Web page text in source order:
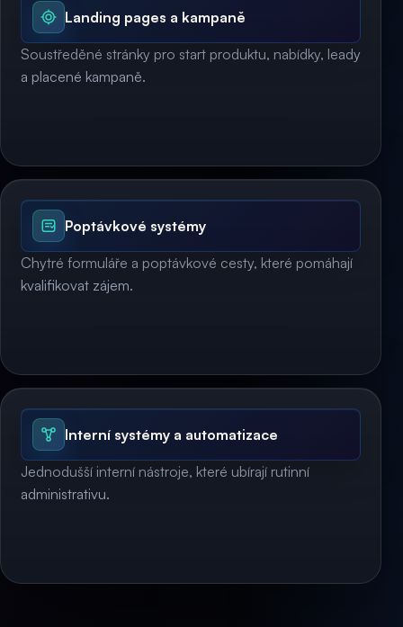
Landing pages a kampaně
Soustředěné stránky pro start produktu, nabídky, leady
a placené kampaně.
Poptávkové systémy
Chytré formuláře a poptávkové cesty, které pomáhají
kvalifikovat zájem.
Interní systémy a automatizace
Jednodušší interní nástroje, které ubírají rutinní
administrativu.